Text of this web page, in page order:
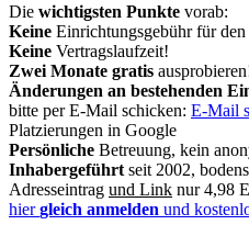
Die wichtigsten Punkte vorab:
Keine Einrichtungsgebühr für
Keine Vertragslaufzeit!
Zwei Monate gratis
Änderungen an bestehenden
bitte per E-Mail schicken: E-Mail
Platzierungen in Google
Persönliche Betreuung, kein
Inhabergeführt seit 2002,
Adresseintrag und Link nur 4,98
hiergleich anmelden und